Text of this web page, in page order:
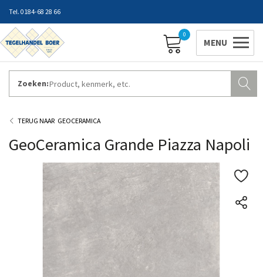
0184-68 28 66
0
Zoeken:
ZAKELIJK INLOGGEN
GEOCERAMICA
GeoCeramica Grande Piazza Napoli